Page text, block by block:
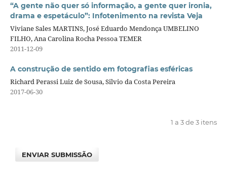
“A gente não quer só informação, a gente quer ironia,
drama e espetáculo”: Infotenimento na revista Veja
Viviane Sales MARTINS, José Eduardo Mendonça UMBELINO
FILHO, Ana Carolina Rocha Pessoa TEMER
2011-12-09
A construção de sentido em fotografias esféricas
Richard Perassi Luiz de Sousa, Silvio da Costa Pereira
2017-06-30
1 a 3 de 3 itens
ENVIAR SUBMISSÃO